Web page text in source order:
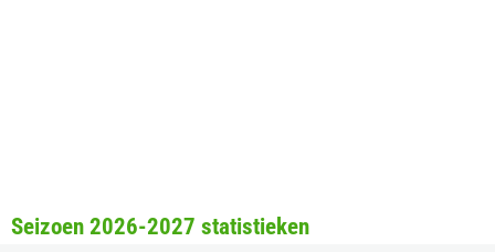
Seizoen 2026-2027 statistieken